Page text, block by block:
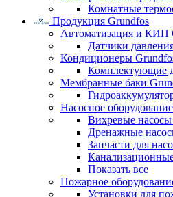
Комнатные
Продукция Grundfos
Автоматизация и КИП
Датчики
Кондиционеры
Комплектующие
Мембранные баки
Насосное
Вихревые
Дренажные
Запчасти для
Показать все
Пожарное
Установки для